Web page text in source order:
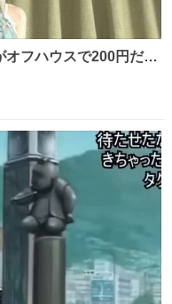
オフハウスで200円だっ